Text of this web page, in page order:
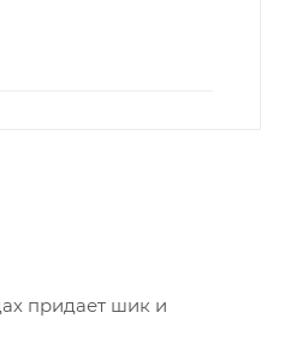
придает шик и